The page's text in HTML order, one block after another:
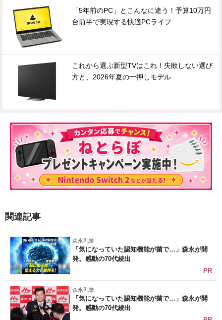
「5年前のPC」とこんなに違う！予算10万円
台前半で実現する快適PCライフ
これから選ぶ新型TVはこれ！失敗しない選び
方と、2026年夏の一押しモデル
関連記事
森永乳業
「気になっていた認知機能が菌で…」森永が開
発。感動の70代続出
PR
森永乳業
「気になっていた認知機能が菌で…」森永が開
発。感動の70代続出